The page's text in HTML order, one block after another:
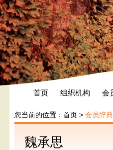
首页 组织机构 会
您当前的位置： 首页 > 会员辞典
魏承思